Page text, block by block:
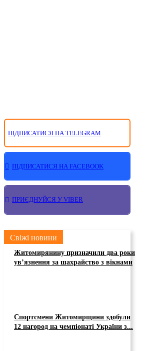
ПІДПИСАТИСЯ НА TELEGRAM
ПІДПИСАТИСЯ НА FACEBOOK
ПРИЄДНУЙСЯ У VIBER
Свіжі новини
Житомирянину призначили два роки
ув’язнення за шахрайство з вікнами
Спортсмени Житомирщини здобули
12 нагород на чемпіонаті України з...